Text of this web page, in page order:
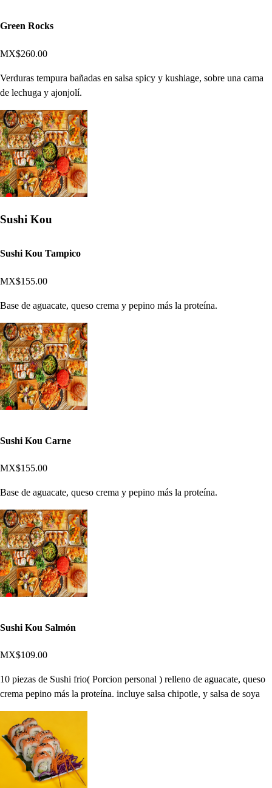
Green Rocks
MX$260.00
Verduras tempura bañadas en salsa spicy y kushiage, sobre una cama
de lechuga y ajonjolí.
Sushi Kou
Sushi Kou Tampico
MX$155.00
Base de aguacate, queso crema y pepino más la proteína.
Sushi Kou Carne
MX$155.00
Base de aguacate, queso crema y pepino más la proteína.
Sushi Kou Salmón
MX$109.00
10 piezas de Sushi frio( Porcion personal ) relleno de aguacate, queso
crema pepino más la proteína. incluye salsa chipotle, y salsa de soya